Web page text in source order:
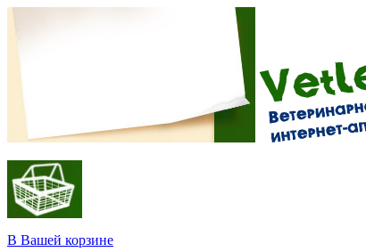
В Вашей корзине